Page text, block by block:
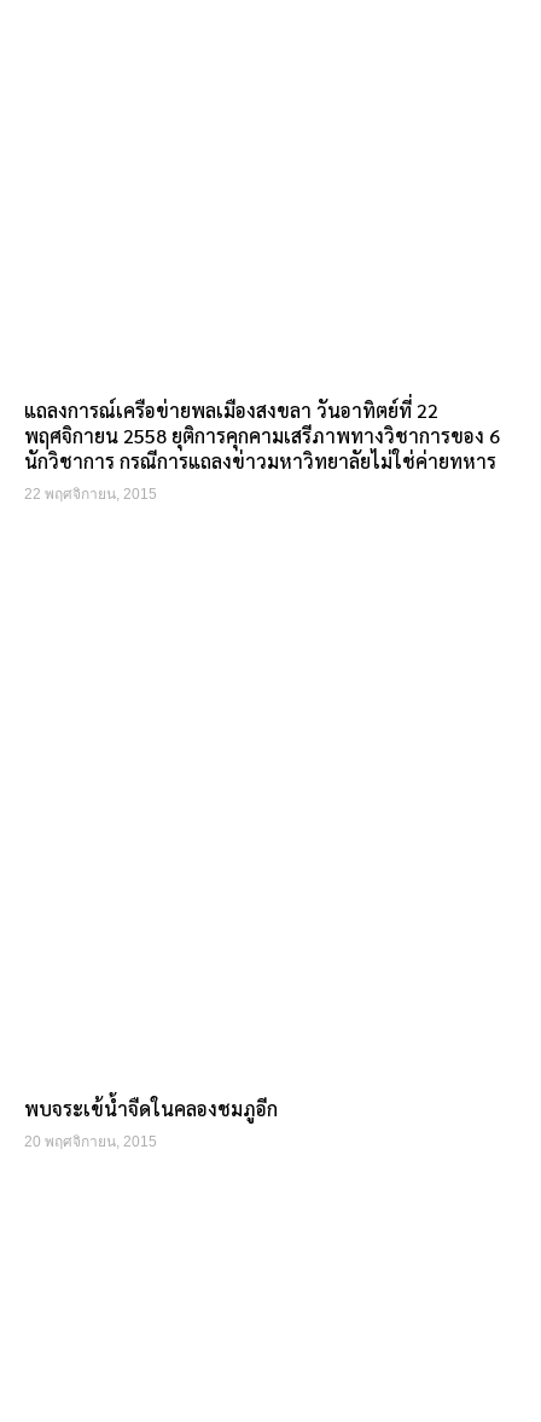
แถลงการณ์เครือข่ายพลเมืองสงขลา วันอาทิตย์ที่ 22
พฤศจิกายน 2558 ยุติการคุกคามเสรีภาพทางวิชาการของ 6
นักวิชาการ กรณีการแถลงข่าวมหาวิทยาลัยไม่ใช่ค่ายทหาร
22 พฤศจิกายน, 2015
พบจระเข้น้ำจืดในคลองชมภูอีก
20 พฤศจิกายน, 2015